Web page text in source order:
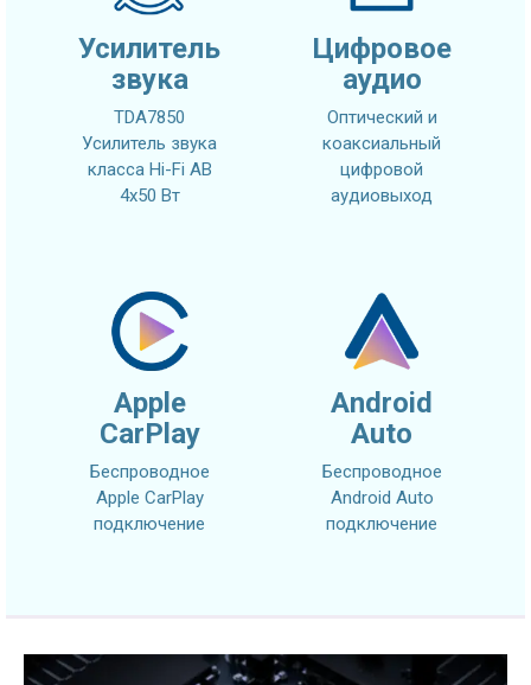
Усилитель
звука
TDA7850
Усилитель звука
класса Hi-Fi AB
4x50 Вт
Цифровое
аудио
Оптический и
коаксиальный
цифровой
аудиовыход
Apple
CarPlay
Беспроводное
Apple CarPlay
подключение
Android
Auto
Беспроводное
Android Auto
подключение